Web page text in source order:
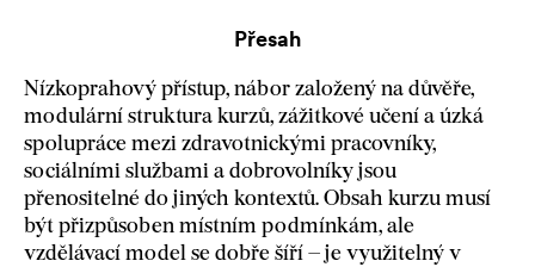
Přesah
Nízkoprahový přístup, nábor založený na důvěře,
modulární struktura kurzů, zážitkové učení a úzká
spolupráce mezi zdravotnickými pracovníky,
sociálními službami a dobrovolníky jsou
přenositelné do jiných kontextů. Obsah kurzu musí
být přizpůsoben místním podmínkám, ale
vzdělávací model se dobře šíří – je využitelný v